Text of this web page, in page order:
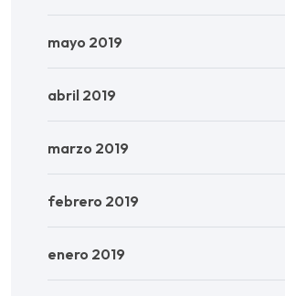
mayo 2019
abril 2019
marzo 2019
febrero 2019
enero 2019